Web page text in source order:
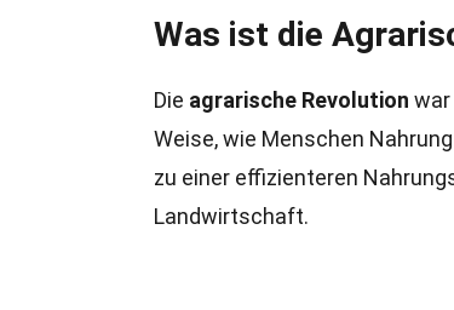
Was ist die
Die agrarische Revolution war
Weise, wie Menschen
zu einer effizienteren
Landwirtschaft.